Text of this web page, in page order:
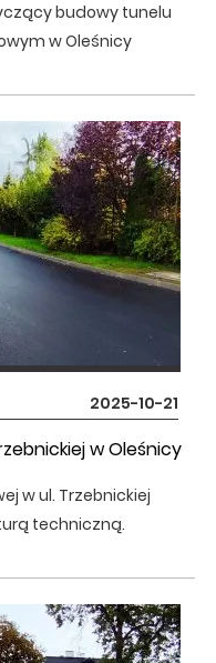
budowy tunelu
w Oleśnicy
2025-10-21
w Oleśnicy
w ul. Trzebnickiej
techniczną.